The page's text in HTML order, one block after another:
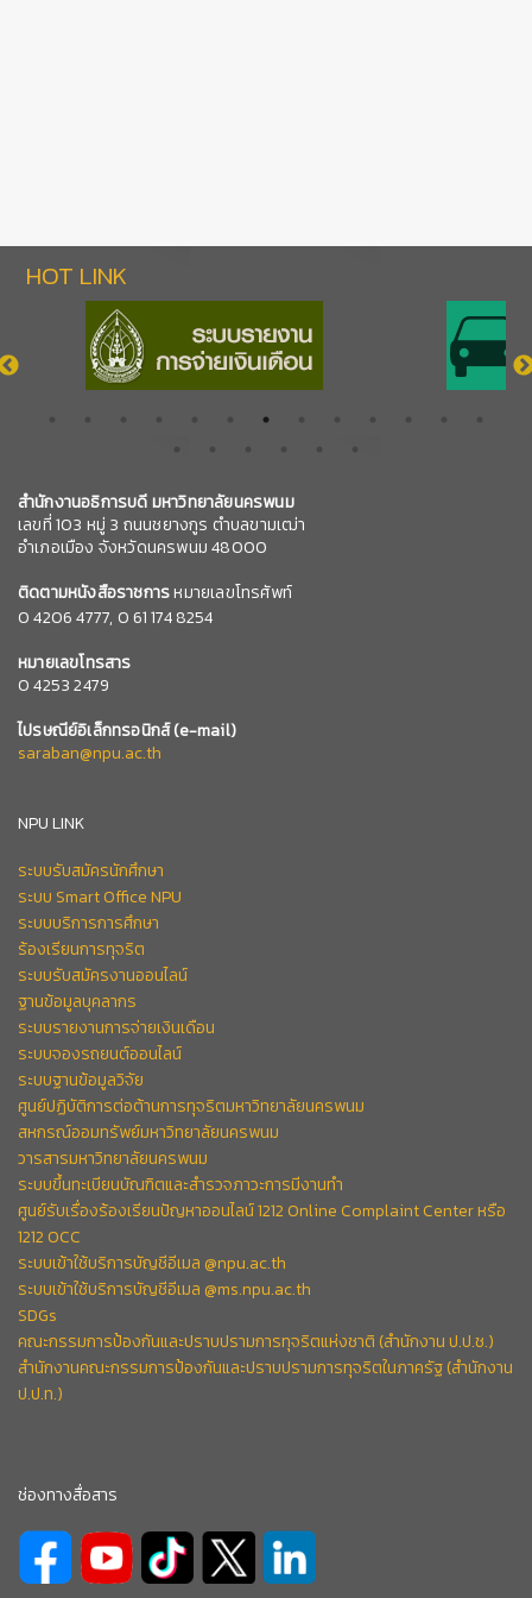
HOT LINK
สำนักงานอธิการบดี มหาวิทยาลัยนครพนม
เลขที่ 103 หมู่ 3 ถนนชยางกูร ตำบลขามเฒ่า
อำเภอเมือง จังหวัดนครพนม 48000
ติดตามหนังสือราชการหมายเลขโทรศัพท์
04206 4777, 0 61 174 8254
หมายเลขโทรสาร
0 4253 2479
ไปรษณีย์อิเล็กทรอนิกส์(e-mail)
saraban@npu.ac.th
NPU LINK
ระบบรับสมัครนักศึกษา
ระบบ Smart Office NPU
ระบบบริการการศึกษา
ร้องเรียนการทุจริต
ระบบรับสมัครงานออนไลน์
ฐานข้อมูลบุคลากร
ระบบรายงานการจ่ายเงินเดือน
ระบบจองรถยนต์ออนไลน์
ระบบฐานข้อมูลวิจัย
ศูนย์ปฏิบัติการต่อต้านการทุจริตมหาวิทยาลัยนครพนม
สหกรณ์ออมทรัพย์มหาวิทยาลัยนครพนม
วารสารมหาวิทยาลัยนครพนม
ระบบขึ้นทะเบียนบัณฑิตและสำรวจภาวะการมีงานทำ
ศูนย์รับเรื่องร้องเรียนปัญหาออนไลน์ 1212 Online Complaint Center หรือ
1212 OCC
ระบบเข้าใช้บริการบัญชีอีเมล @npu.ac.th
ระบบเข้าใช้บริการบัญชีอีเมล @ms.npu.ac.th
SDGs
คณะกรรมการป้องกันและปราบปรามการทุจริตแห่งชาติ (สำนักงาน ป.ป.ช.)
สำนักงานคณะกรรมการป้องกันและปราบปรามการทุจริตในภาครัฐ (สำนักงาน
ป.ป.ท.)
ช่องทางสื่อสาร